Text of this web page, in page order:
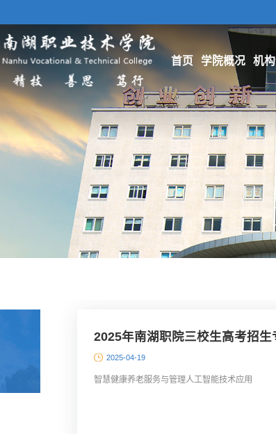
首页 学院概况 机
2025年南湖职院三校生高考招生
2025-04-19
智慧健康养老服务与管理人工智能技术应用